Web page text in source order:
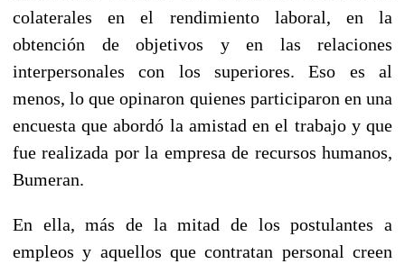
colaterales en el rendimiento laboral, en la
obtención de objetivos y en las relaciones
interpersonales con los superiores. Eso es al
menos, lo que opinaron quienes participaron en una
encuesta que abordó la amistad en el trabajo y que
fue realizada por la empresa de recursos humanos,
Bumeran.
En ella, más de la mitad de los postulantes a
empleos y aquellos que contratan personal creen